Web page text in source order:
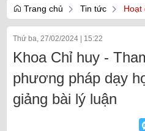
Trang chủ Tin tức Hoạt
Thứ ba, 27/02/2024 15:22
Khoa Chỉ huy -
phương pháp dạy
giảng bài lý luận